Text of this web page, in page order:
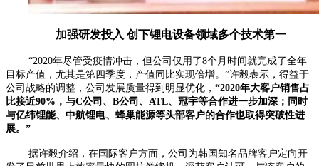
加强研发投入 创下锂电设备领域多个技术第一
“2020年尽管受疫情冲击，但公司仅用了8个月时间就完成了全年
目标产值，尤其是第四季度，产值同比实现倍增。”许毅表示，得益于
公司战略的调整，公司发展质量得到明显优化， “2020年大客户销售占
比接近90%，与C公司、B公司、ATL、冠宇等合作进一步加深；同时
与亿纬锂能、中航锂电、蜂巢能源等头部客户的合作也取得突破性进
展。”
据许毅介绍，在国际客户方面，公司为韩国知名品牌客户定向开